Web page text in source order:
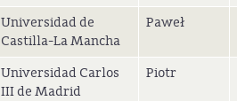
Universidad de
Castilla-La Mancha
Paweł
Universidad Carlos
III de Madrid
Piotr